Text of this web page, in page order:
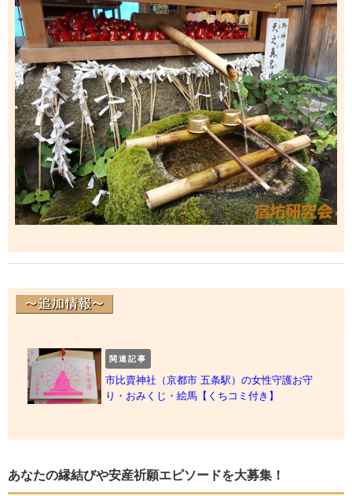
関連記事
市比賣神社（京都市 五条駅）の女性守護お守
り・おみくじ・絵馬【くちコミ付き】
あなたの縁結びや安産祈願エピソードを大募集！